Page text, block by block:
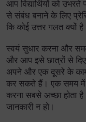
आप विद्यार्थियों को
से संबंध बनाने के लिए
कि कोई उत्तर गलत क्यों
स्वयं सुधार करना और
और आप इसे छात्रों से
अपने और एक दूसरे के काम
कर सकते हैं। एक समय में
करना सबसे अच्छा होता है
जानकारी न हो।